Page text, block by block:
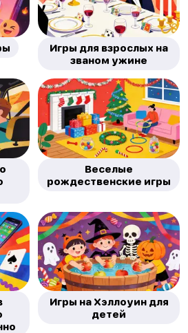
Игры для взрослых на
званом ужине
Веселые
рождественские игры
Игры на Хэллоуин для
детей